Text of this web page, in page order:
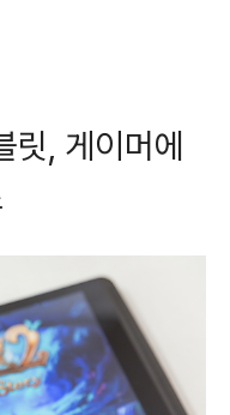
릿, 게이머에